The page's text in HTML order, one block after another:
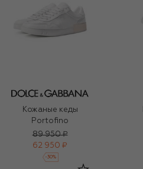
Кожаные кеды
Portofino
89 950 ₽
62 950 ₽
-30%